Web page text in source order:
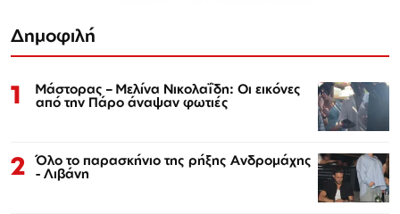
Δημοφιλή
1 Μάστορας – Μελίνα Νικολαΐδη: Οι εικόνες
από την Πάρο άναψαν φωτιές
2 Όλο το παρασκήνιο της ρήξης Ανδρομάχης
- Λιβάνη